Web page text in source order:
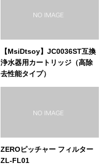
【MsiDtsoy】JC0036ST互換
浄水器用カートリッジ（高除
去性能タイプ）
ZEROピッチャー フィルター
ZL-FL01